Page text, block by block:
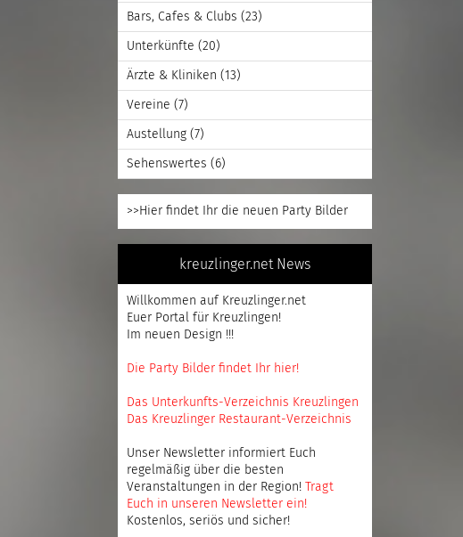
Bars, Cafes & Clubs (23)
Unterkünfte (20)
Ärzte & Kliniken (13)
Vereine (7)
Austellung (7)
Sehenswertes (6)
>>Hier findet Ihr die neuen Party Bilder
kreuzlinger.net News
Willkommen auf Kreuzlinger.net
Euer Portal für Kreuzlingen!
Im neuen Design !!!
Die Party Bilder findet Ihr hier!
Das Unterkunfts-Verzeichnis Kreuzlingen
Das Kreuzlinger Restaurant-Verzeichnis
Unser Newsletter informiert Euch
regelmäßig über die besten
Veranstaltungen in der Region! Tragt
Euch in unseren Newsletter ein!
Kostenlos, seriös und sicher!